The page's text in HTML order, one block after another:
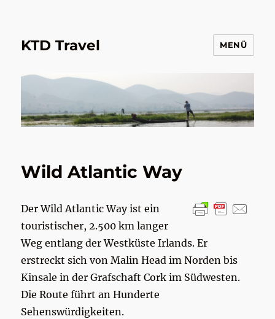
KTD Travel MENÜ
Wild Atlantic Way
Der Wild Atlantic Way ist ein
touristischer, 2.500 km langer
Weg entlang der Westküste Irlands. Er
erstreckt sich von Malin Head im Norden bis
Kinsale in der Grafschaft Cork im Südwesten.
Die Route führt an Hunderte
Sehenswürdigkeiten.